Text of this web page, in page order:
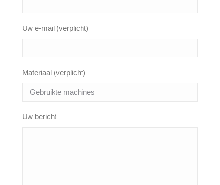
Uw e-mail (verplicht)
Materiaal (verplicht)
Uw bericht